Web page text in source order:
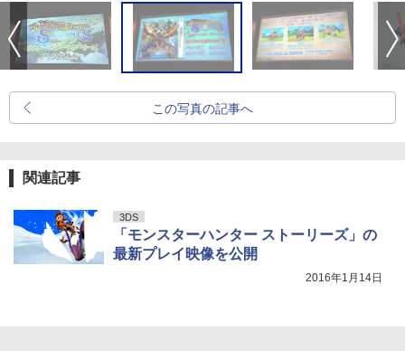
この写真の記事へ
関連記事
3DS
「モンスターハンター ストーリーズ」の
最新プレイ映像を公開
2016年1月14日